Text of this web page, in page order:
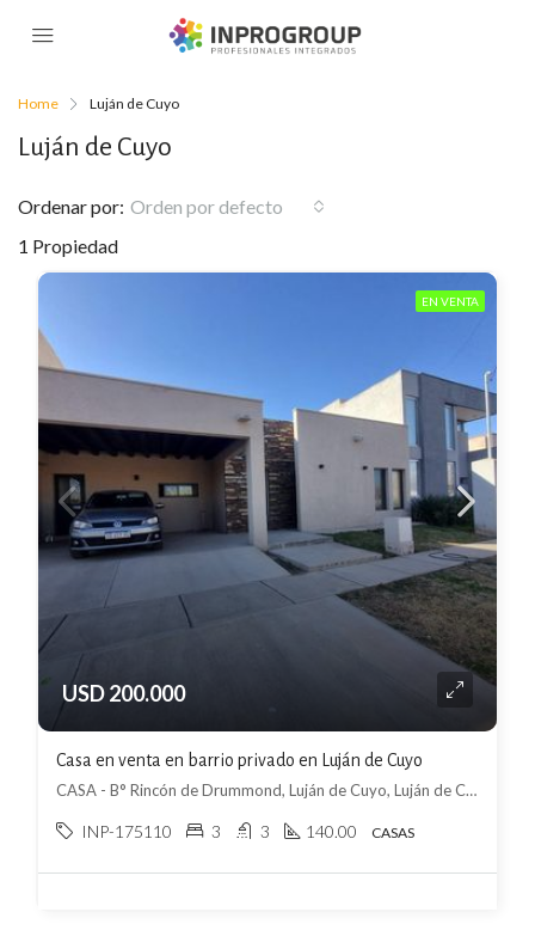
Home Luján de Cuyo
Luján de Cuyo
1 Propiedad
Ordenar por: Orden por defecto
EN VENTA
USD 200.000
Casa en venta en barrio privado en Luján de Cuyo
CASA - B° Rincón de Drummond, Luján de Cuyo, Luján de Cuyo
INP-175110 3 3 140.00 CASAS